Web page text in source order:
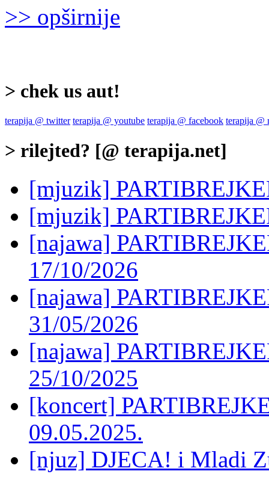
>> opširnije
> chek us aut!
terapija @ twitter terapija @ youtube terapija @ facebook terapija @
> rilejted? [@ terapija.net]
[mjuzik]
[mjuzik]
[najawa]
17/10/2026
[najawa]
31/05/2026
[najawa]
25/10/2025
[koncert]
09.05.2025.
[njuz] DJECA! i Mladi